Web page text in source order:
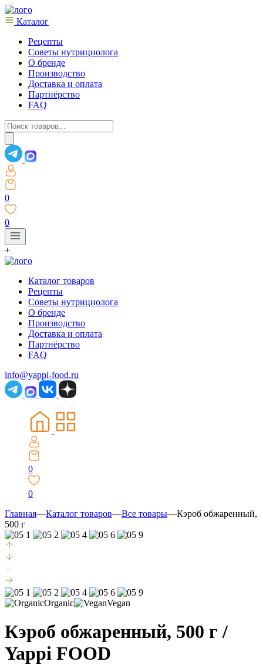
Каталог
Рецепты
Советы нутрициолога
О бренде
Производство
Доставка и оплата
Партнёрство
FAQ
Поиск
товаров
0
0
+
Каталог товаров
Рецепты
Советы нутрициолога
О бренде
Производство
Доставка и оплата
Партнёрство
FAQ
info@yappi-food.ru
0
0
Главная—Каталог товаров—Все товары—Кэроб обжаренный,
500 г
Organic Vegan
Кэроб обжаренный, 500 г /
Yappi FOOD